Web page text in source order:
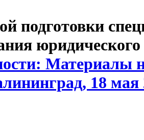
подготовки
юридического
Материалы
18 мая